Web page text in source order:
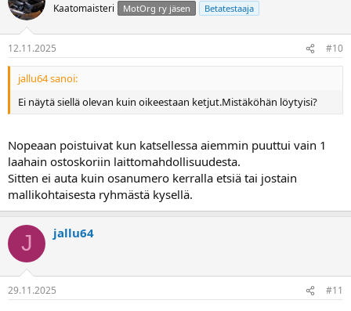
Kaatomaisteri MotOrg ry jäsen Betatestaaja
12.11.2025 #10
jallu64 sanoi:
Ei näytä siellä olevan kuin oikeestaan ketjut.Mistäköhän löytyisi?
Nopeaan poistuivat kun katsellessa aiemmin puuttui vain 1
laahain ostoskoriin laittomahdollisuudesta.
Sitten ei auta kuin osanumero kerralla etsiä tai jostain
mallikohtaisesta ryhmästä kysellä.
J jallu64
29.11.2025 #11